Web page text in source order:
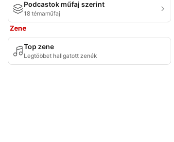
Podcastok műfaj szerint
18 témaműfaj
Zene
Top zene
Legtöbbet hallgatott zenék